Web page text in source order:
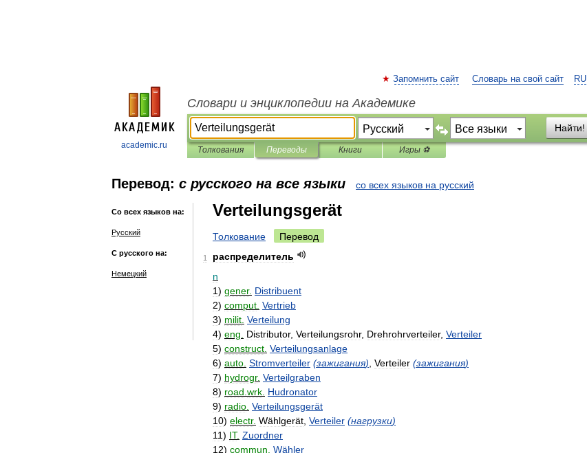
academic.ru
RU
Запомнить сайт Словарь на свой сайт
Словари и энциклопедии на Академике
Найти!
Толкования Переводы Книги Игры ⚽
Перевод: с русского на все языки со всех языков на русский
Со всех языков на:
Русский
С русского на:
Немецкий
Verteilungsgerät
Толкование Перевод
1
распределитель
n
1) gener. Distribuent
2) comput Vertrieb
3) milit Verteilung
4) eng Distributor, Verteilungsrohr, Drehrohrverteiler, Verteiler
5) construct Verteilungsanlage
6) auto Stromverteiler (зажигания) Verteiler (зажигания)
7) hydrogr. Verteilgraben
8) road wrk Hudronator
9) radio Verteilungsgerät
10) electr. Wählgerät Verteiler (нагрузки)
11) IT. Zuordner
12) commun Wähler